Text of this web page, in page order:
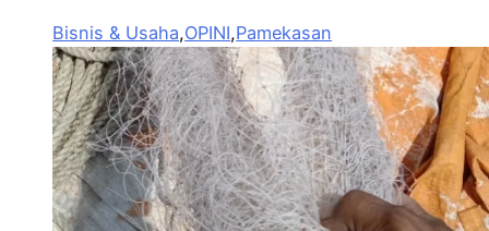
Bisnis & Usaha,OPINI,Pamekasan